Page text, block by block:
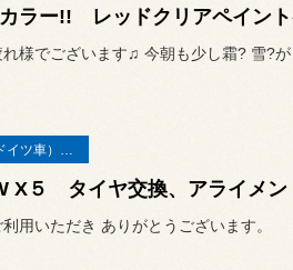
ラー!! レッドクリアペイン
れ様でございます♫ 今朝も少し霜? 雪?が
輸入車（ドイツ車）の作業
X５ タイヤ交換、アライメン
用いただき ありがとうございます。